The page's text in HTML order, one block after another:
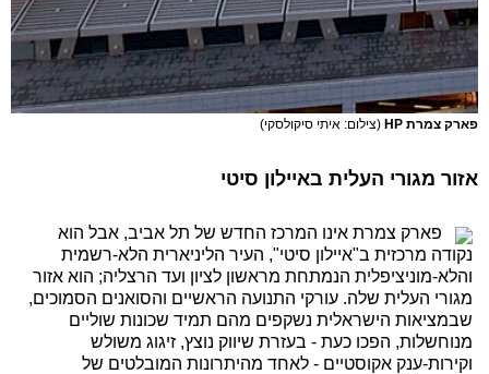
פארק צמרת HP (צילום: איתי סיקולסקי)
אזור מגורי העלית באיילון סיטי
פארק צמרת אינו המרכז החדש של תל אביב, אבל הוא
נקודה מרכזית ב"איילון סיטי", העיר הליניארית הלא-רשמית
והלא-מוניציפלית הנמתחת מראשון לציון ועד הרצליה; הוא אזור
מגורי העלית שלה. עורקי התנועה הראשיים והסואנים הסמוכים,
שבמציאות הישראלית נשקפים מהם תמיד שכונות שוליים
מנוחשלות, הפכו כעת - בעזרת שיווק נוצץ, זיגוג משולש
וקירות-ענק אקוסטיים - לאחד מהיתרונות המובלטים של